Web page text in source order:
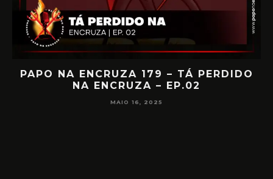
PAPO NA ENCRUZA 179 – TÁ PERDIDO
NA ENCRUZA – EP.02
MAIO 16, 2025